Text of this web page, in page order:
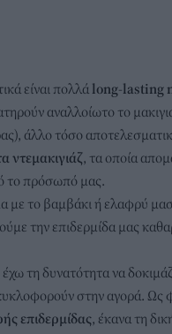
είναι πολλά long-lasting
αναλλοίωτο το
άλλο τόσο
ντεμακιγιάζ, τα οποία
το πρόσωπό μας.
με το βαμβάκι ή ελαφρύ
την επιδερμίδα μας
τη δυνατότητα να
στην αγορά. Ως
επιδερμίδας, έκανα τη